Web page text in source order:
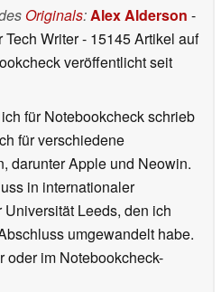
Originals:Alex Alderson -
Tech Writer- 15145 Artikel auf
veröffentlichtseit
für Notebookcheck schrieb
für verschiedene
darunter Apple und Neowin.
in internationaler
Leeds, den ich
umgewandelt habe.
oder im Notebookcheck-